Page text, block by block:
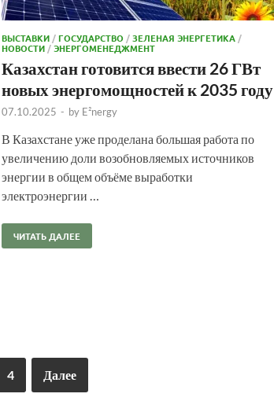
ВЫСТАВКИ /ГОСУДАРСТВО /ЗЕЛЕНАЯ ЭНЕРГЕТИКА /
НОВОСТИ /ЭНЕРГОМЕНЕДЖМЕНТ
Казахстан готовится ввести 26 ГВт
новых энергомощностей к 2035 году
07.10.2025 - by E²nergy
В Казахстане уже проделана большая работа по
увеличению доли возобновляемых источников
энергии в общем объёме выработки
электроэнергии …
ЧИТАТЬ ДАЛЕЕ
4 Далее